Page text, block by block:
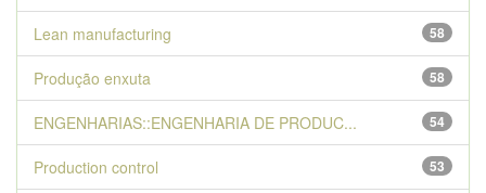
58
Lean manufacturing
58
Produção enxuta
54
ENGENHARIAS::ENGENHARIA DE PRODUC...
53
Production control